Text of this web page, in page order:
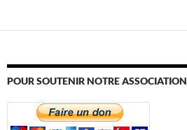
POUR SOUTENIR NOTRE ASSOCIATION